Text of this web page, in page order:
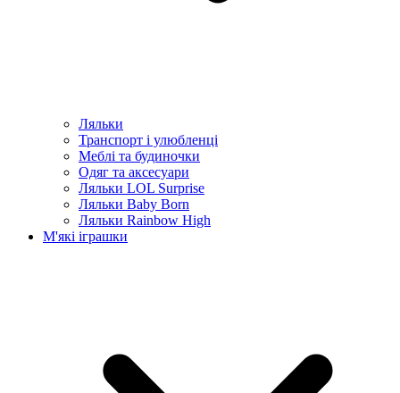
Ляльки
Транспорт і улюбленці
Меблі та будиночки
Одяг та аксесуари
Ляльки LOL Surprise
Ляльки Baby Born
Ляльки Rainbow High
М'які іграшки